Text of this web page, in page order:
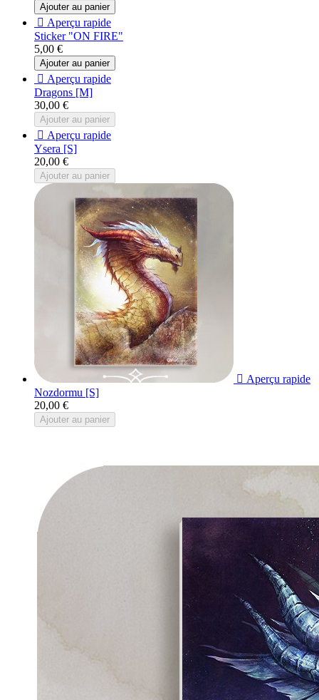
Ajouter au panier
 Aperçu rapide
Sticker "ON FIRE"
5,00 €
Ajouter au panier
 Aperçu rapide
Dragons [M]
30,00 €
Ajouter au panier
 Aperçu rapide
Ysera [S]
20,00 €
Ajouter au panier
 Aperçu rapide
Nozdormu [S]
20,00 €
Ajouter au panier